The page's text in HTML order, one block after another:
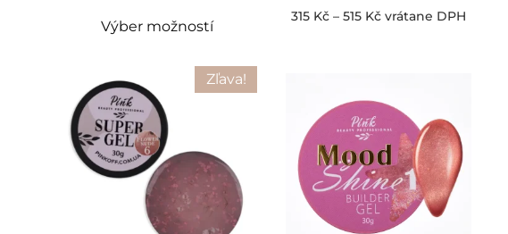
Výber možností
315 Kč – 515 Kč vrátane DPH
Zľava!